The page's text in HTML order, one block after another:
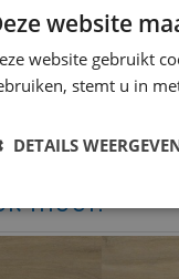
mooi!
website
website gebruikt
stemt u in
DETAILS